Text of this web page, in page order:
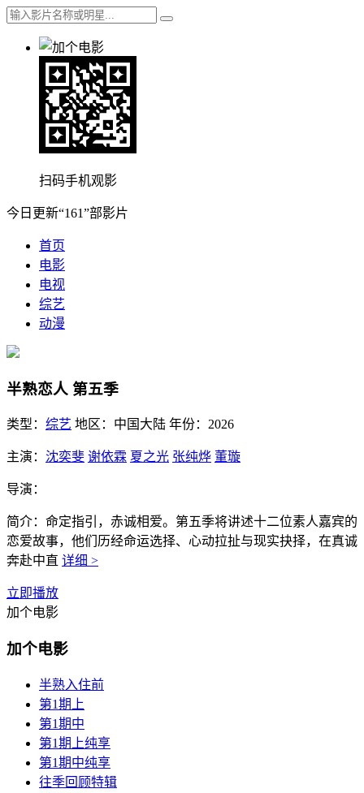
扫码手机观影
今日更新“161”部影片
首页
电影
电视
综艺
动漫
半熟恋人 第五季
类型： 综艺 地区： 中国大陆 年份： 2026
主演： 沈奕斐 谢依霖 夏之光 张纯烨 董璇
导演：
简介： 命定指引，赤诚相爱。第五季将讲述十二位素人嘉宾的
恋爱故事，他们历经命运选择、心动拉扯与现实抉择，在真诚
奔赴中直 详细 >
立即播放
加个电影
加个电影
半熟入住前
第1期上
第1期中
第1期上纯享
第1期中纯享
往季回顾特辑